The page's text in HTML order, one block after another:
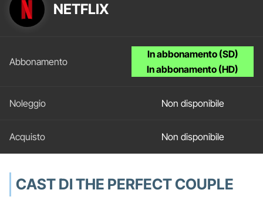
NETFLIX
In abbonamento (SD)
In abbonamento (HD)
Non disponibile
Non disponibile
CAST DI THE PERFECT COUPLE